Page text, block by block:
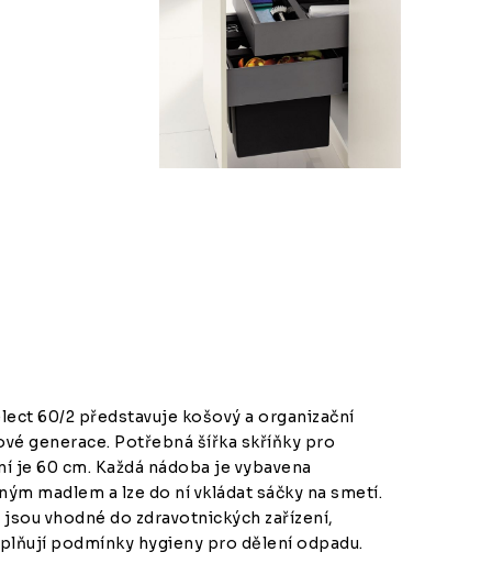
60/2 představuje košový a organizační
generace. Potřebná šířka skříňky pro
je 60 cm. Každá nádoba je vybavena
madlem a lze do ní vkládat sáčky na smetí.
vhodné do zdravotnických zařízení,
podmínky hygieny pro dělení odpadu.